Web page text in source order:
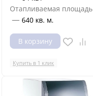
Отапливаемая площадь
— 640 кв. м.
В корзину
Купить в 1 клик